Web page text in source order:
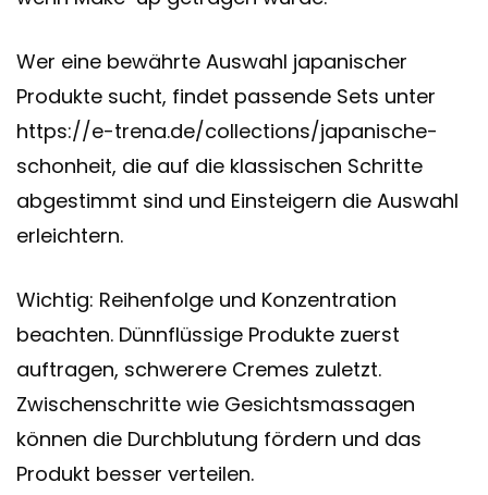
Wer eine bewährte Auswahl japanischer
Produkte sucht, findet passende Sets unter
https://e-trena.de/collections/japanische-
schonheit, die auf die klassischen Schritte
abgestimmt sind und Einsteigern die Auswahl
erleichtern.
Wichtig: Reihenfolge und Konzentration
beachten. Dünnflüssige Produkte zuerst
auftragen, schwerere Cremes zuletzt.
Zwischenschritte wie Gesichtsmassagen
können die Durchblutung fördern und das
Produkt besser verteilen.